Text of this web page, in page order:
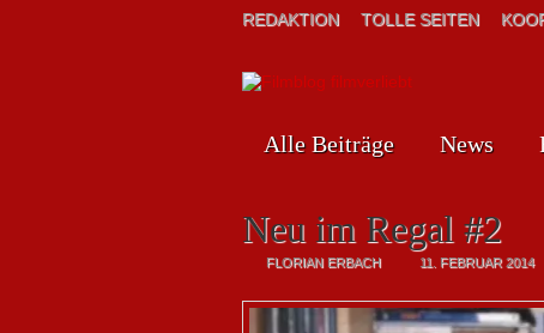
REDAKTION TOLLE SEITEN
Alle Beiträge News
Neu im Regal #2
FLORIAN ERBACH 11. FEBRUAR 2014